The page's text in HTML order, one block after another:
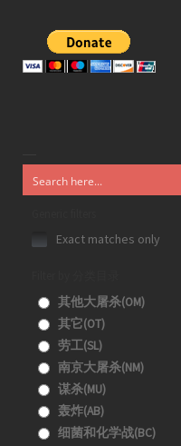
Exact matches only
其他大屠杀(OM)
其它(OT)
劳工(SL)
南京大屠杀(NM)
谋杀(MU)
轰炸(AB)
细菌和化学战(BC)